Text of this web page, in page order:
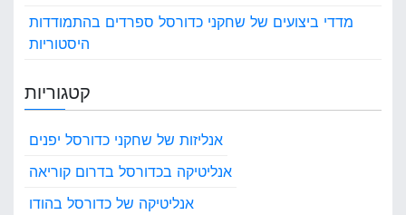
מדדי ביצועים של שחקני כדורסל ספרדים בהתמודדות
היסטוריות
קטגוריות
אנליזות של שחקני כדורסל יפנים
אנליטיקה בכדורסל בדרום קוריאה
אנליטיקה של כדורסל בהודו